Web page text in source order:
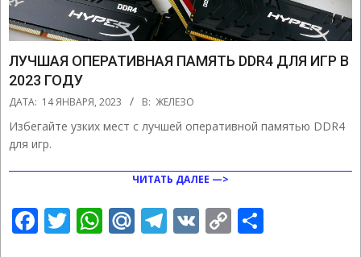
ЛУЧШАЯ ОПЕРАТИВНАЯ ПАМЯТЬ DDR4 ДЛЯ ИГР В
2023 ГОДУ
2023-
14
ДАТА: 14 ЯНВАРЯ, 2023 В: ЖЕЛЕЗО
Избегайте узких мест с лучшей оперативной памятью DDR4
для игр.
ЧИТАТЬ ДАЛЕЕ —>
Facebook
Twitter
WhatsApp
Mail.Ru
Telegram
VK Copy